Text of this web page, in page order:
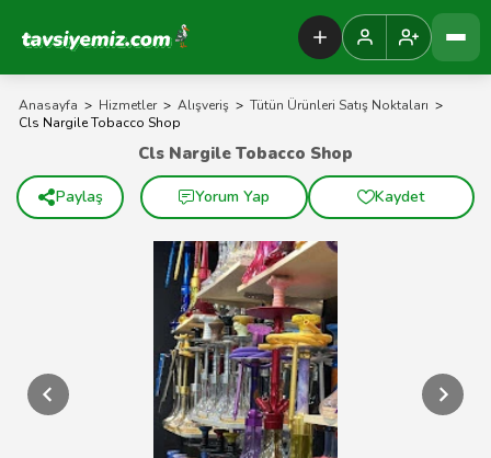
Tavsiyemiz Anasayfa
Anasayfa > Hizmetler > Alışveriş > Tütün Ürünleri Satış Noktaları >
Cls Nargile Tobacco Shop
Cls Nargile Tobacco Shop
Paylaş Yorum Yap Kaydet